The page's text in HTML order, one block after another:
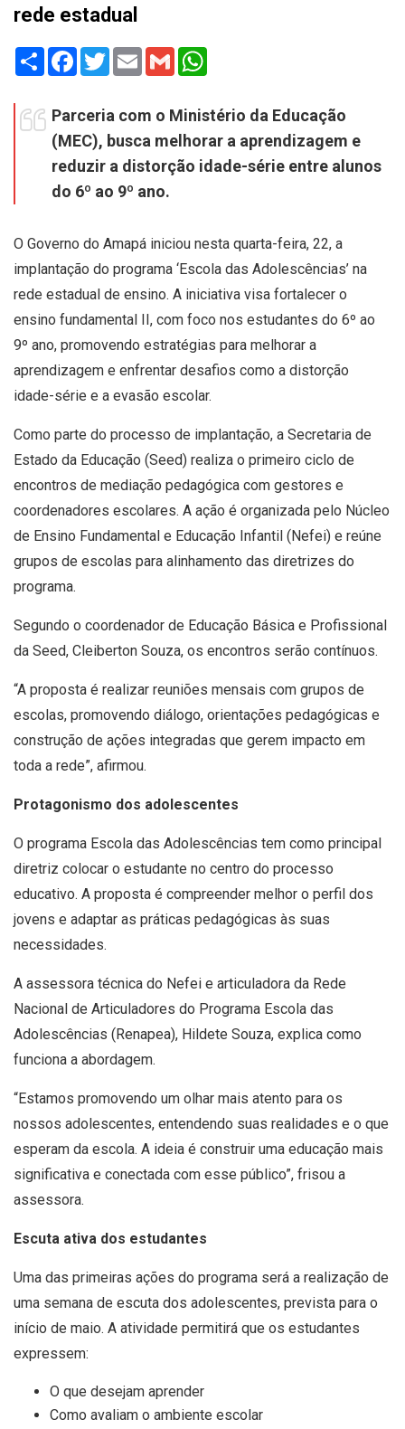
rede estadual
Share Facebook
TwitterEmail Gmail
Parceria com o Ministério da Educação
(MEC), busca melhorar a aprendizagem e
reduzir a distorção idade-série entre alunos
do 6º ao 9º ano.
O Governo do Amapá iniciou nesta quarta-feira, 22, a
implantação do programa ‘Escola das Adolescências’ na
rede estadual de ensino. A iniciativa visa fortalecer o
ensino fundamental II, com foco nos estudantes do 6º ao
9º ano, promovendo estratégias para melhorar a
aprendizagem e enfrentar desafios como a distorção
idade-série e a evasão escolar.
Como parte do processo de implantação, a Secretaria de
Estado da Educação (Seed) realiza o primeiro ciclo de
encontros de mediação pedagógica com gestores e
coordenadores escolares. A ação é organizada pelo Núcleo
de Ensino Fundamental e Educação Infantil (Nefei) e reúne
grupos de escolas para alinhamento das diretrizes do
programa.
Segundo o coordenador de Educação Básica e Profissional
da Seed, Cleiberton Souza, os encontros serão contínuos.
“A proposta é realizar reuniões mensais com grupos de
escolas, promovendo diálogo, orientações pedagógicas e
construção de ações integradas que gerem impacto em
toda a rede”, afirmou.
Protagonismo dos adolescentes
O programa Escola das Adolescências tem como principal
diretriz colocar o estudante no centro do processo
educativo. A proposta é compreender melhor o perfil dos
jovens e adaptar as práticas pedagógicas às suas
necessidades.
A assessora técnica do Nefei e articuladora da Rede
Nacional de Articuladores do Programa Escola das
Adolescências (Renapea), Hildete Souza, explica como
funciona a abordagem.
“Estamos promovendo um olhar mais atento para os
nossos adolescentes, entendendo suas realidades e o que
esperam da escola. A ideia é construir uma educação mais
significativa e conectada com esse público”, frisou a
assessora.
Escuta ativa dos estudantes
Uma das primeiras ações do programa será a realização de
uma semana de escuta dos adolescentes, prevista para o
início de maio. A atividade permitirá que os estudantes
expressem:
O que desejam aprender
Como avaliam o ambiente escolar